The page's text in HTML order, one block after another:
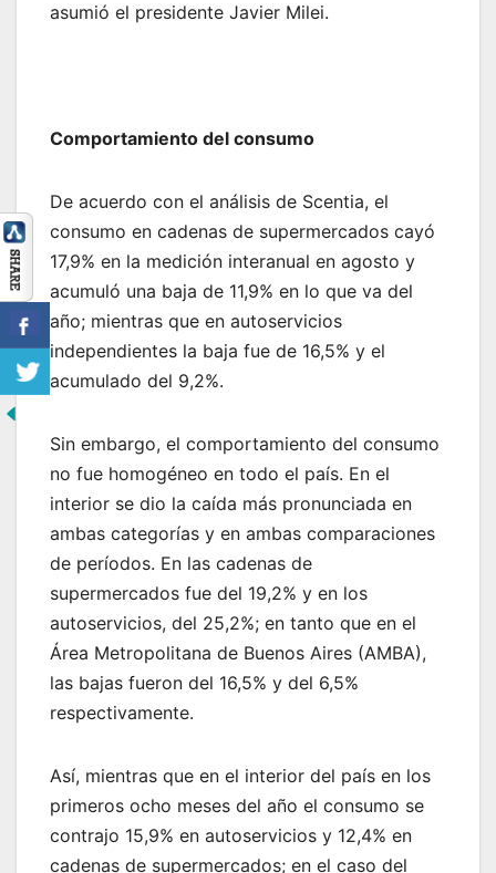
asumió el presidente Javier Milei.
Comportamiento del consumo
De acuerdo con el análisis de Scentia, el
consumo en cadenas de supermercados cayó
17,9% en la medición interanual en agosto y
acumuló una baja de 11,9% en lo que va del
año; mientras que en autoservicios
independientes la baja fue de 16,5% y el
acumulado del 9,2%.
Sin embargo, el comportamiento del consumo
no fue homogéneo en todo el país. En el
interior se dio la caída más pronunciada en
ambas categorías y en ambas comparaciones
de períodos. En las cadenas de
supermercados fue del 19,2% y en los
autoservicios, del 25,2%; en tanto que en el
Área Metropolitana de Buenos Aires (AMBA),
las bajas fueron del 16,5% y del 6,5%
respectivamente.
Así, mientras que en el interior del país en los
primeros ocho meses del año el consumo se
contrajo 15,9% en autoservicios y 12,4% en
cadenas de supermercados; en el caso del